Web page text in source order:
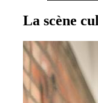
La scène